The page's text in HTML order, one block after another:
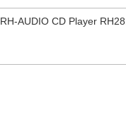
RH-AUDIO CD Player